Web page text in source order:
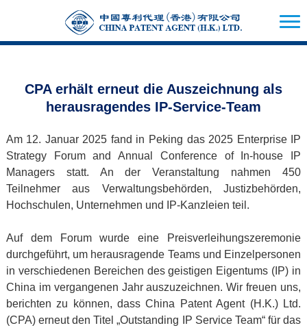
CPA erhält erneut die Auszeichnung als
herausragendes IP-Service-Team
Am 12. Januar 2025 fand in Peking das 2025 Enterprise IP
Strategy Forum and Annual Conference of In-house IP
Managers statt. An der Veranstaltung nahmen 450
Teilnehmer aus Verwaltungsbehörden, Justizbehörden,
Hochschulen, Unternehmen und IP-Kanzleien teil.
Auf dem Forum wurde eine Preisverleihungszeremonie
durchgeführt, um herausragende Teams und Einzelpersonen
in verschiedenen Bereichen des geistigen Eigentums (IP) in
China im vergangenen Jahr auszuzeichnen. Wir freuen uns,
berichten zu können, dass China Patent Agent (H.K.) Ltd.
(CPA) erneut den Titel „Outstanding IP Service Team“ für das